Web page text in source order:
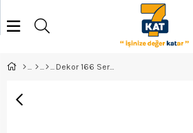
Dekor 166 Seramik Malası Pls. Sap 8*8 35Cm